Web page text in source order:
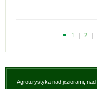
1 2
Agroturystyka nad jeziorami,